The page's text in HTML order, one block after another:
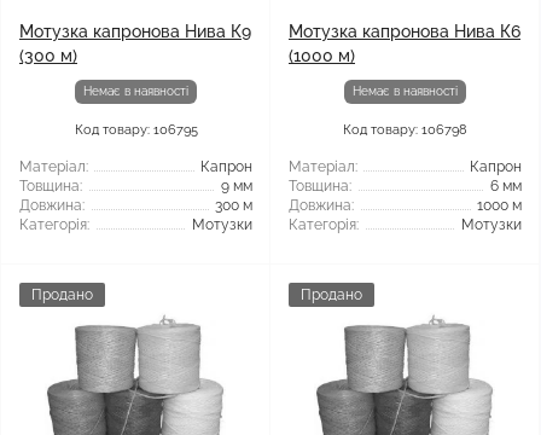
Мотузка капронова Нива К9
(300 м)
Немає в наявності
Код товару: 106795
Матеріал:
Капрон
Товщина:
9 мм
Довжина:
300 м
Категорія:
Мотузки
Мотузка капронова Нива К6
(1000 м)
Немає в наявності
Код товару: 106798
Матеріал:
Капрон
Товщина:
6 мм
Довжина:
1000 м
Категорія:
Мотузки
Продано Продано